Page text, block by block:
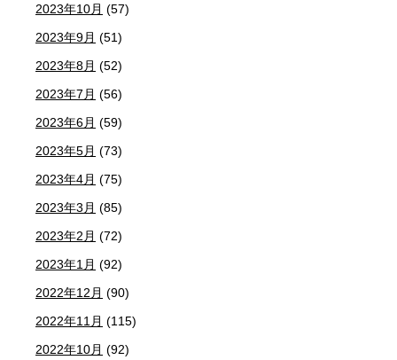
2023年10月 (57)
2023年9月 (51)
2023年8月 (52)
2023年7月 (56)
2023年6月 (59)
2023年5月 (73)
2023年4月 (75)
2023年3月 (85)
2023年2月 (72)
2023年1月 (92)
2022年12月 (90)
2022年11月 (115)
2022年10月 (92)